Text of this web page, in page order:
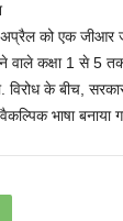
को एक जीआर
वाले कक्षा 1 से 5
विरोध के बीच,
भाषा बनाया